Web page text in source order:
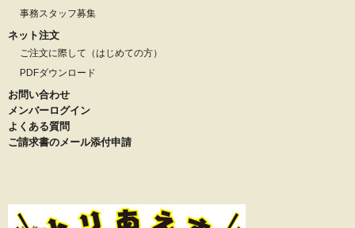
事務スタッフ募集
ネット注文
ご注文に際して（はじめての方）
PDFダウンロード
お問い合わせ
メンバーログイン
よくある質問
ご請求書のメール添付申請